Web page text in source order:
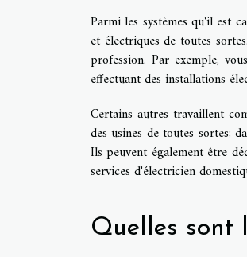
Parmi les systèmes qu'il est
et électriques de toutes
profession. Par exemple,
effectuant des installations
Certains autres travaillent
des usines de toutes sortes;
Ils peuvent également être
services d'électricien
Quelles sont